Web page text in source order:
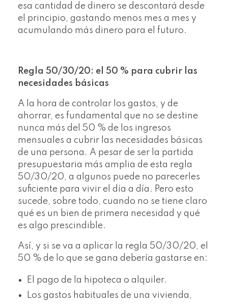
esa cantidad de dinero se descontará desde
el principio, gastando menos mes a mes y
acumulando más dinero para el futuro.
Regla 50/30/20: el 50 % para cubrir las
necesidades básicas
A la hora de controlar los gastos, y de
ahorrar, es fundamental que no se destine
nunca más del 50 % de los ingresos
mensuales a cubrir las necesidades básicas
de una persona. A pesar de ser la partida
presupuestaria más amplia de esta regla
50/30/20, a algunos puede no parecerles
suficiente para vivir el día a día. Pero esto
sucede, sobre todo, cuando no se tiene claro
qué es un bien de primera necesidad y qué
es algo prescindible.
Así, y si se va a aplicar la regla 50/30/20, el
50 % de lo que se gana debería gastarse en:
El pago de la hipoteca o alquiler.
Los gastos habituales de una vivienda,